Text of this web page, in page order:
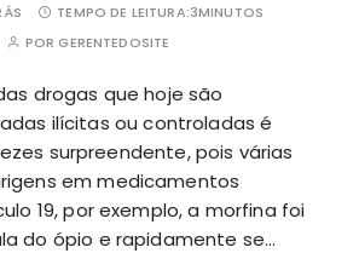
TEMPO DE LEITURA:3MINUTOS
PORGERENTEDOSITE
drogas que hoje são
ilícitas ou controladas é
surpreendente, pois várias
em medicamentos
19, por exemplo, a morfina foi
do ópio e rapidamente se…